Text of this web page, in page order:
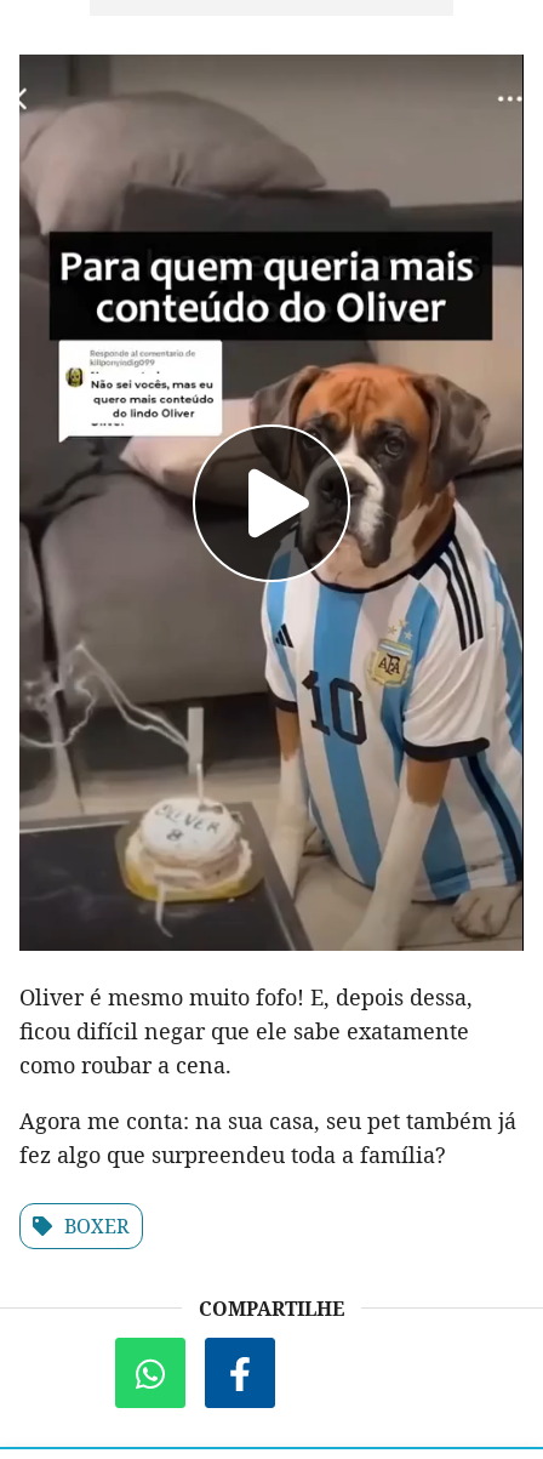
Oliver é mesmo muito fofo! E, depois dessa,
ficou difícil negar que ele sabe exatamente
como roubar a cena.
Agora me conta: na sua casa, seu pet também já
fez algo que surpreendeu toda a família?
BOXER
COMPARTILHE